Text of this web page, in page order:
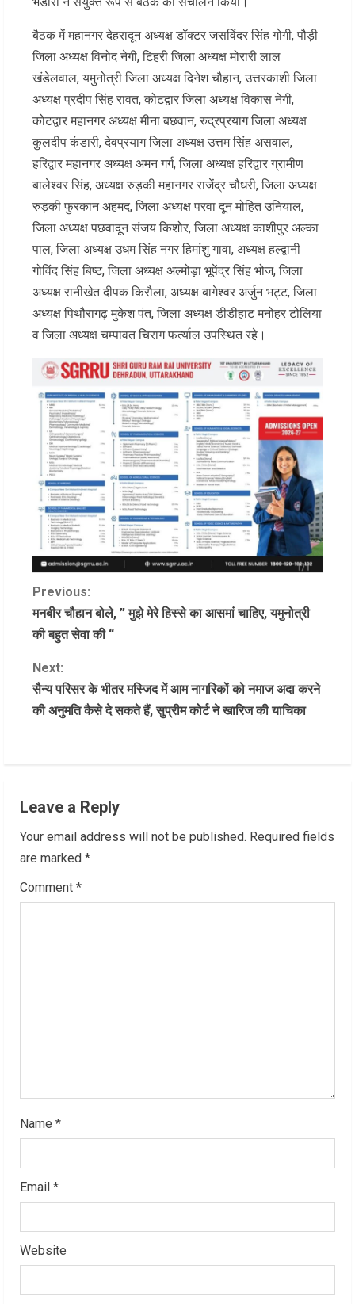
बैठक में महानगर देहरादून अध्यक्ष डॉक्टर जसविंदर सिंह गोगी, पौड़ी
जिला अध्यक्ष विनोद नेगी, टिहरी जिला अध्यक्ष मोरारी लाल
खंडेलवाल, यमुनोत्री जिला अध्यक्ष दिनेश चौहान, उत्तरकाशी जिला
अध्यक्ष प्रदीप सिंह रावत, कोटद्वार जिला अध्यक्ष विकास नेगी,
कोटद्वार महानगर अध्यक्ष मीना बछवान, रुद्रप्रयाग जिला अध्यक्ष
कुलदीप कंडारी, देवप्रयाग जिला अध्यक्ष उत्तम सिंह असवाल,
हरिद्वार महानगर अध्यक्ष अमन गर्ग, जिला अध्यक्ष हरिद्वार ग्रामीण
बालेश्वर सिंह, अध्यक्ष रुड़की महानगर राजेंद्र चौधरी, जिला अध्यक्ष
रुड़की फुरकान अहमद, जिला अध्यक्ष परवा दून मोहित उनियाल,
जिला अध्यक्ष पछवादून संजय किशोर, जिला अध्यक्ष काशीपुर अल्का
पाल, जिला अध्यक्ष उधम सिंह नगर हिमांशु गावा, अध्यक्ष हल्द्वानी
गोविंद सिंह बिष्ट, जिला अध्यक्ष अल्मोड़ा भूपेंद्र सिंह भोज, जिला
अध्यक्ष रानीखेत दीपक किरौला, अध्यक्ष बागेश्वर अर्जुन भट्ट, जिला
अध्यक्ष पिथौरागढ़ मुकेश पंत, जिला अध्यक्ष डीडीहाट मनोहर टोलिया
व जिला अध्यक्ष चम्पावत चिराग फर्त्याल उपस्थित रहे।
C
o
n
t
e
R
e
Previous:
मनबीर चौहान बोले, ” मुझे मेरे हिस्से का आसमां चाहिए, यमुनोत्री
की बहुत सेवा की “
Next:
सैन्य परिसर के भीतर मस्जिद में आम नागरिकों को नमाज अदा करने
की अनुमति कैसे दे सकते हैं, सुप्रीम कोर्ट ने खारिज की याचिका
Leave a Reply
Your email address will not be published. Required fields
are marked *
Comment *
Name *
Email *
Website